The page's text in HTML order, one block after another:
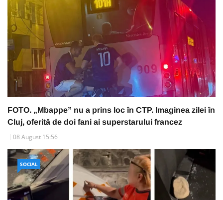
FOTO. „Mbappe” nu a prins loc în CTP. Imaginea zilei în
Cluj, oferită de doi fani ai superstarului francez
08 August 15:56
SOCIAL